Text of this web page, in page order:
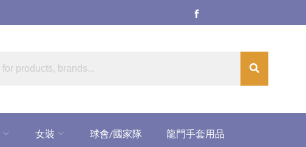
女裝 球會/國家隊 龍門手套用品